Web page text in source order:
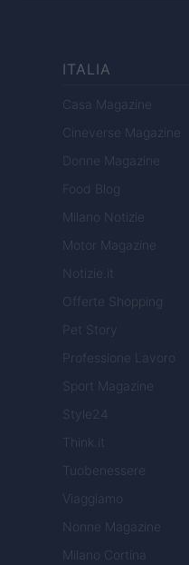
ITALIA
Casa Magazine
Cineverse Magazine
Donne Magazine
Food Blog
Milano Notizie
Motor Magazine
Notizie.it
Offerte Shopping
Pet Story
Professione Lavoro
Sport Magazine
Style24
Think.it
Tuobenessere
Viaggiamo
Nonne Magazine
Milano Cortina